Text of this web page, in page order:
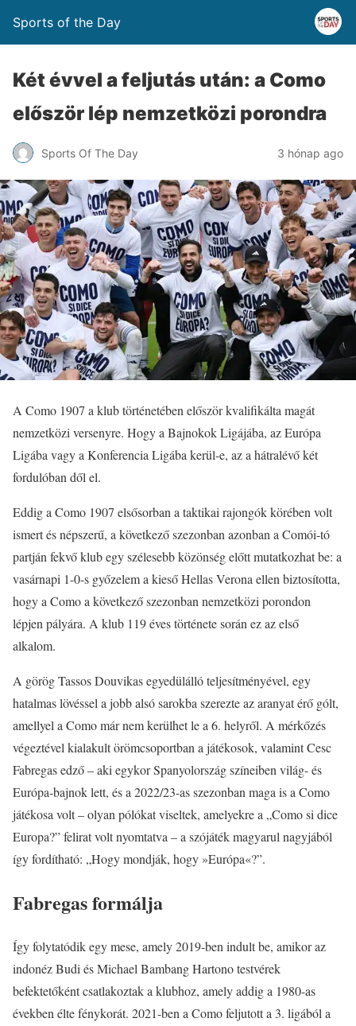
Sports of the Day
Két évvel a feljutás után: a Como
először lép nemzetközi porondra
Sports Of The Day 3 hónap ago
A Como 1907 a klub történetében először kvalifikálta magát
nemzetközi versenyre. Hogy a Bajnokok Ligájába, az Európa
Ligába vagy a Konferencia Ligába kerül-e, az a hátralévő két
fordulóban dől el.
Eddig a Como 1907 elsősorban a taktikai rajongók körében volt
ismert és népszerű, a következő szezonban azonban a Comói-tó
partján fekvő klub egy szélesebb közönség előtt mutatkozhat be: a
vasárnapi 1-0-s győzelem a kieső Hellas Verona ellen biztosította,
hogy a Como a következő szezonban nemzetközi porondon
lépjen pályára. A klub 119 éves története során ez az első
alkalom.
A görög Tassos Douvikas egyedülálló teljesítményével, egy
hatalmas lövéssel a jobb alsó sarokba szerezte az aranyat érő gólt,
amellyel a Como már nem kerülhet le a 6. helyről. A mérkőzés
végeztével kialakult örömcsoportban a játékosok, valamint Cesc
Fabregas edző – aki egykor Spanyolország színeiben világ- és
Európa-bajnok lett, és a 2022/23-as szezonban maga is a Como
játékosa volt – olyan pólókat viseltek, amelyekre a „Como si dice
Europa?” felirat volt nyomtatva – a szójáték magyarul nagyjából
így fordítható: „Hogy mondják, hogy »Európa«?”.
Fabregas formálja
Így folytatódik egy mese, amely 2019-ben indult be, amikor az
indonéz Budi és Michael Bambang Hartono testvérek
befektetőként csatlakoztak a klubhoz, amely addig a 1980-as
években élte fénykorát. 2021-ben a Como feljutott a 3. ligából a